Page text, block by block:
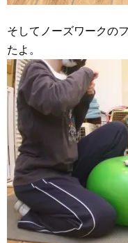
そしてノーズワークの
たよ。